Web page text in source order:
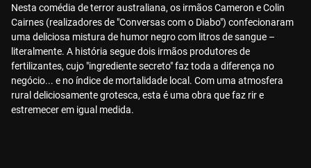
Nesta comédia de terror australiana, os irmãos Cameron e Colin
Cairnes (realizadores de "Conversas com o Diabo") confecionaram
uma deliciosa mistura de humor negro com litros de sangue –
literalmente. A história segue dois irmãos produtores de
fertilizantes, cujo "ingrediente secreto" faz toda a diferença no
negócio... e no índice de mortalidade local. Com uma atmosfera
rural deliciosamente grotesca, esta é uma obra que faz rir e
estremecer em igual medida.